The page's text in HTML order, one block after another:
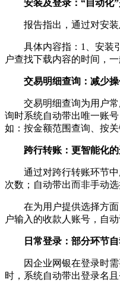
安装及登录：“自动化
报告指出，通过对安
具体内容指：1、安装
户查找下载内容的时间，
交易明细查询：减少
交易明细查询为用户
询时系统自动带出唯一账
如：按金额范围查询、按
跨行转账：更智能化
通过对跨行转账环节
次数；自动带出而非手动
在为用户提供选择方
户输入的收款人账号，自
日常登录：部分环节
因企业网银在登录时
时，系统自动带出登录名